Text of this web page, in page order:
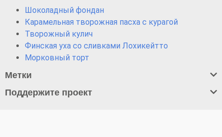
Шоколадный фондан
Карамельная творожная пасха с курагой
Творожный кулич
Финская уха со сливками Лохикейтто
Морковный торт
Метки
Поддержите проект